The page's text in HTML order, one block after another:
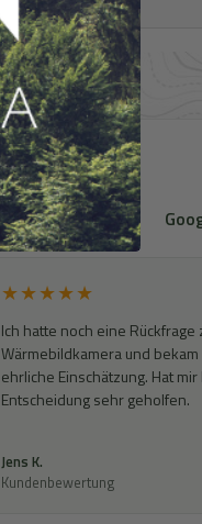
★★★★★
Ich hatte noch eine Rückfrage
Wärmebildkamera und
ehrliche Einschätzung. Hat
Entscheidung sehr geholfen.
Jens K.
Kundenbewertung